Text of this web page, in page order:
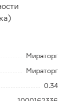
Мираторг
Мираторг
0.34